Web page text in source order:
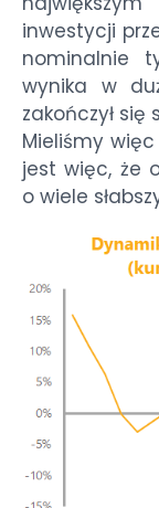
inwestycji
nominalnie
wynika w
zakończył
Mieliśmy
jest więc, że
o wiele